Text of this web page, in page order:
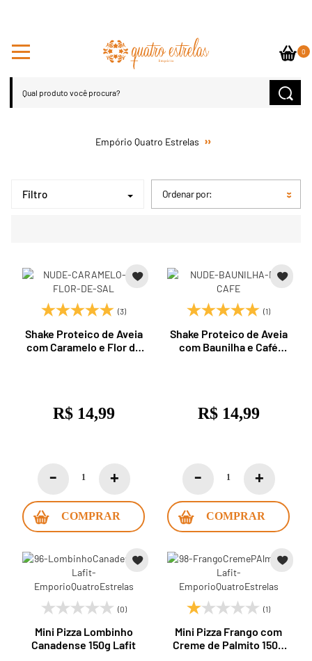
0
Ordenar por:
(3)
Shake Proteico de Aveia
com Caramelo e Flor de
R$ 14,99
COMPRAR
(1)
Shake Proteico de Aveia
com Baunilha e Café
R$ 14,99
COMPRAR
(0)
Mini Pizza Lombinho
Canadense 150g Lafit
(1)
Mini Pizza Frango com
Creme de Palmito 150g
Filtro